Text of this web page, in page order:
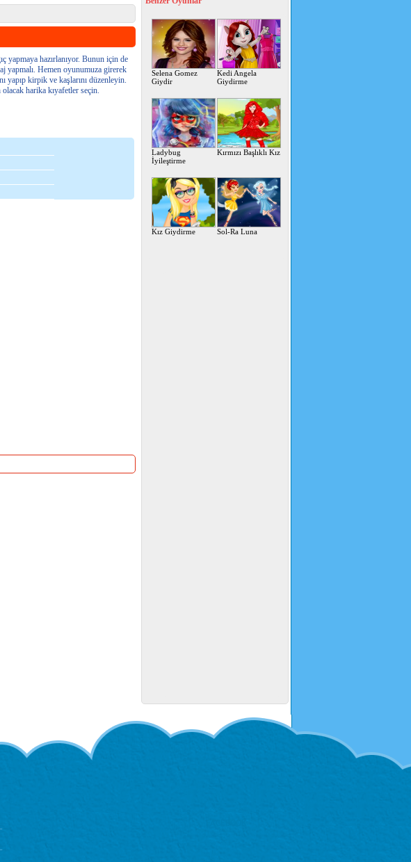
yapmaya hazırlanıyor. Bunun için de
yapmalı. Hemen oyunumuza girerek
yapıp kirpik ve kaşlarını düzenleyin.
harika kıyafetler seçin.
Selena Gomez
Giydir
Kedi Angela
Giydirme
Ladybug
İyileştirme
Kırmızı Başlıklı Kız
Kız Giydirme Sol-Ra Luna